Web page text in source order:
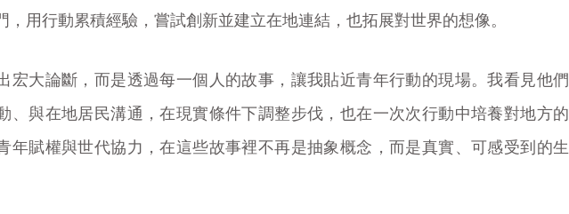
，用行動累積經驗，嘗試創新並建立在地連結，也拓展對世界的想像。
宏大論斷，而是透過每一個人的故事，讓我貼近青年行動的現場。我看見他們
、與在地居民溝通，在現實條件下調整步伐，也在一次次行動中培養對地方的
年賦權與世代協力，在這些故事裡不再是抽象概念，而是真實、可感受到的生